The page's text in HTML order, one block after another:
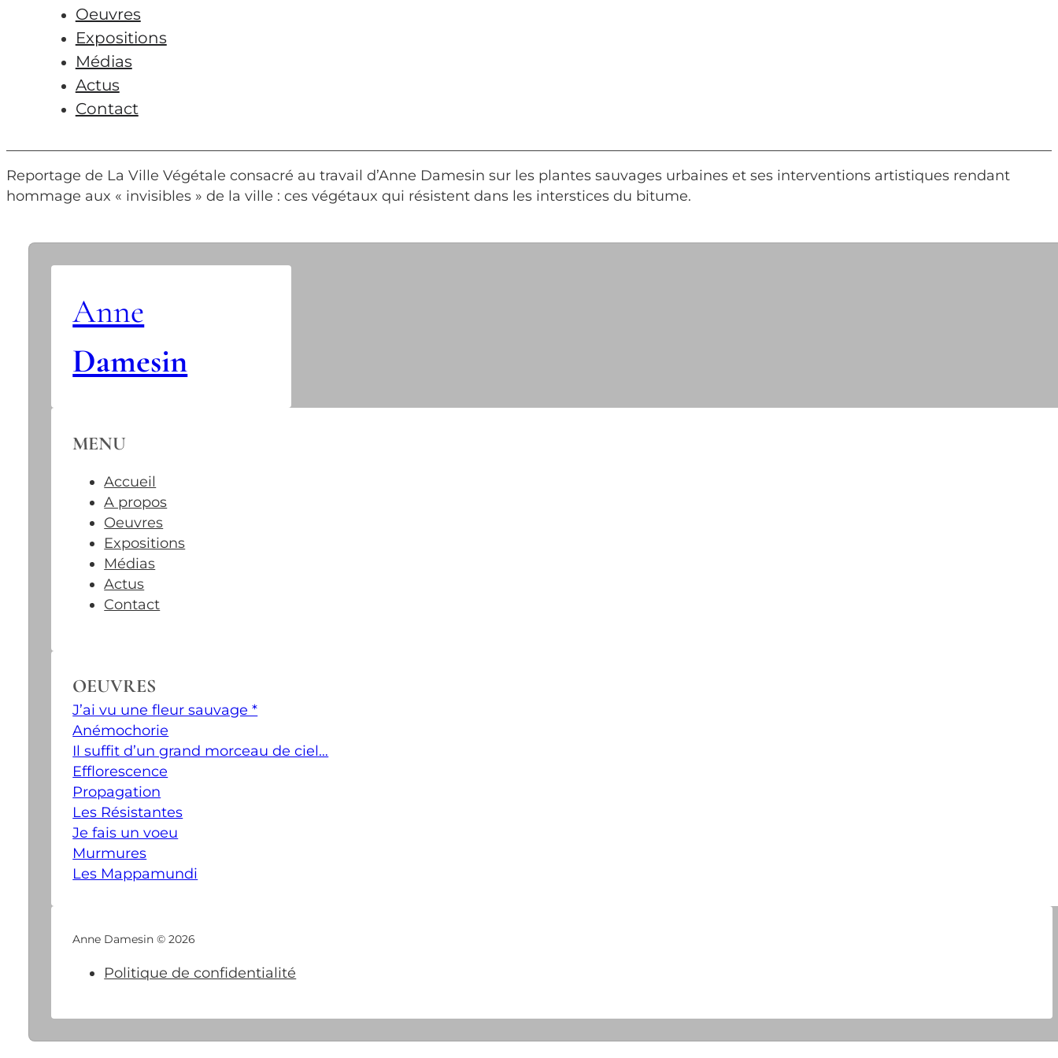
Oeuvres
Expositions
Médias
Actus
Contact
Reportage de La Ville Végétale consacré au travail d’Anne Damesin sur les plantes sauvages urbaines et ses interventions artistiques rendant
hommage aux « invisibles » de la ville : ces végétaux qui résistent dans les interstices du bitume.
Anne
Damesin
MENU
Accueil
A propos
Oeuvres
Expositions
Médias
Actus
Contact
OEUVRES
J’ai vu une fleur sauvage *
Anémochorie
Il suffit d’un grand morceau de ciel…
Efflorescence
Propagation
Les Résistantes
Je fais un voeu
Murmures
Les Mappamundi
Anne Damesin © 2026
Politique de confidentialité